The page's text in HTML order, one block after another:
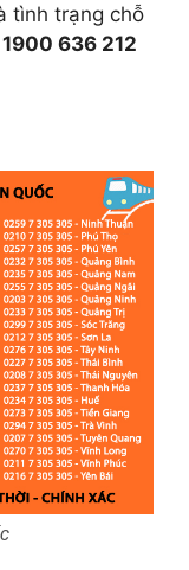
tình trạng chỗ
636 212